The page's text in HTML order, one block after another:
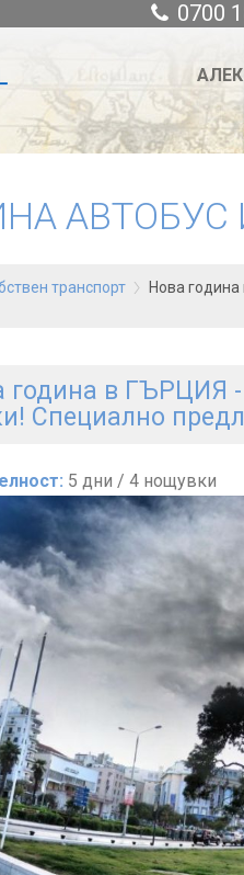
0700
транспорт
Нова
година в ГЪРЦИЯ
Специално
5 дни / 4 нощувки